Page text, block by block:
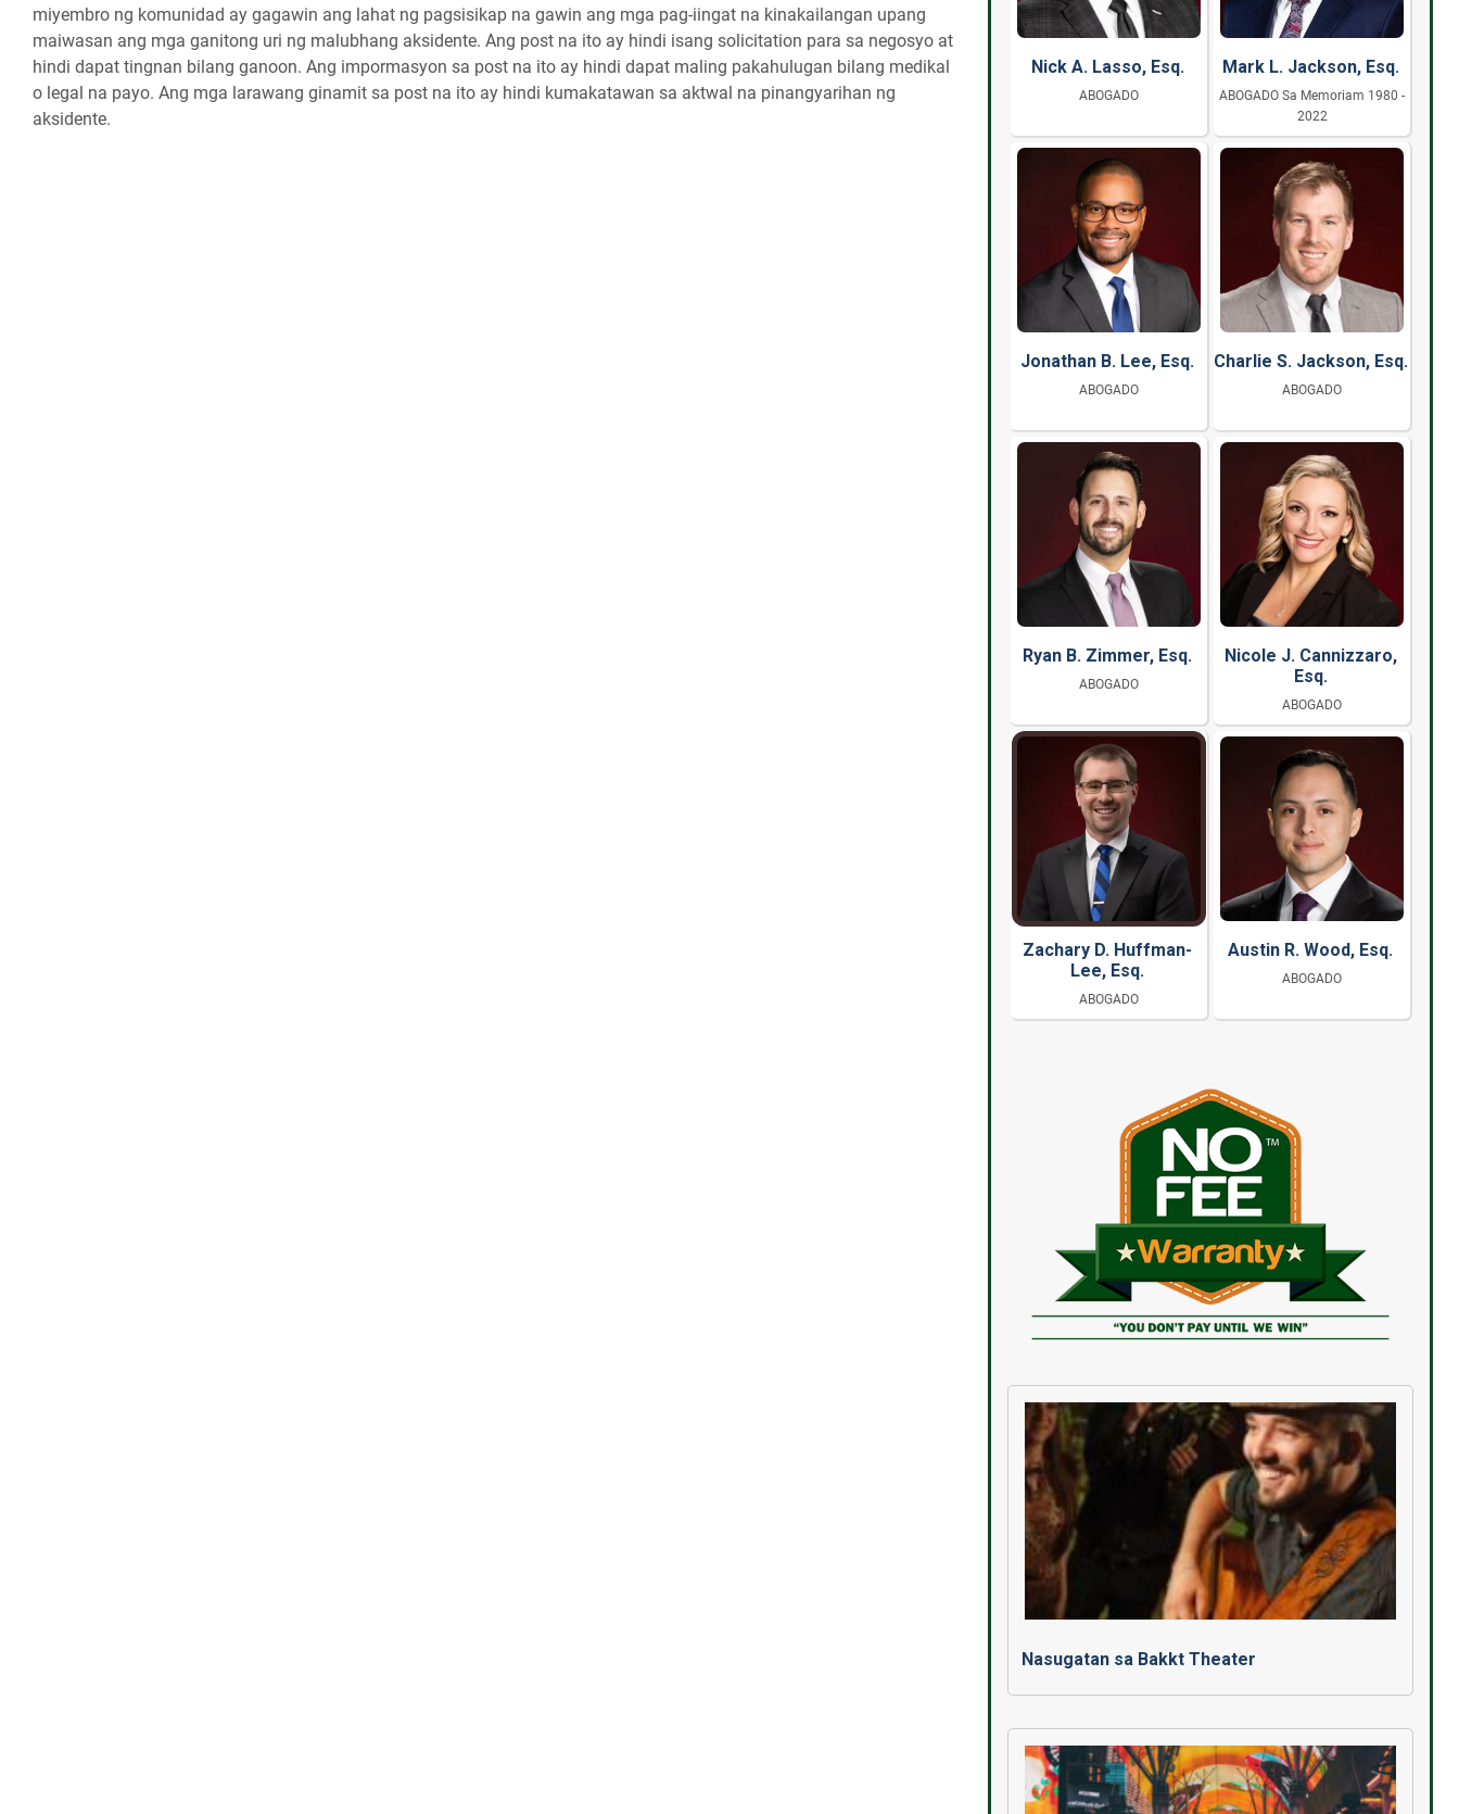
miyembro ng komunidad ay gagawin ang lahat ng pagsisikap na gawin ang mga pag-iingat na kinakailangan upang
maiwasan ang mga ganitong uri ng malubhang aksidente. Ang post na ito ay hindi isang solicitation para sa negosyo at
hindi dapat tingnan bilang ganoon. Ang impormasyon sa post na ito ay hindi dapat maling pakahulugan bilang medikal
o legal na payo. Ang mga larawang ginamit sa post na ito ay hindi kumakatawan sa aktwal na pinangyarihan ng
aksidente.
Nick A. Lasso, Esq.
ABOGADO
Mark L. Jackson, Esq.
ABOGADO Sa Memoriam 1980 -
2022
Jonathan B. Lee, Esq.
ABOGADO
Charlie S. Jackson, Esq.
ABOGADO
Ryan B. Zimmer, Esq.
ABOGADO
Nicole J. Cannizzaro,
Esq.
ABOGADO
Zachary D. Huffman-
Lee, Esq.
ABOGADO
Austin R. Wood, Esq.
ABOGADO
Nasugatan sa Bakkt Theater